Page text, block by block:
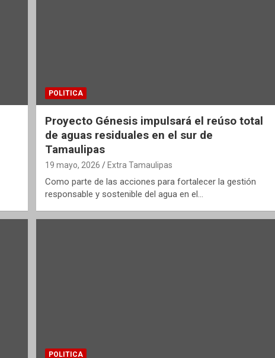
POLITICA
Proyecto Génesis impulsará el reúso total
de aguas residuales en el sur de
Tamaulipas
19 mayo, 2026 Extra Tamaulipas
Como parte de las acciones para fortalecer la gestión
responsable y sostenible del agua en el…
POLITICA